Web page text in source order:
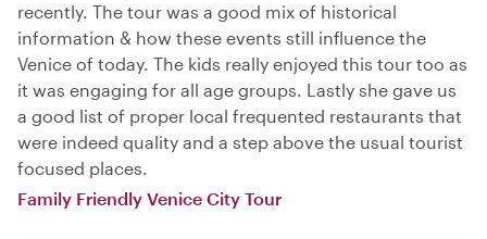
recently. The tour was a good mix of historical
information & how these events still influence the
Venice of today. The kids really enjoyed this tour too as
it was engaging for all age groups. Lastly she gave us
a good list of proper local frequented restaurants that
were indeed quality and a step above the usual tourist
focused places.
Family Friendly Venice City Tour